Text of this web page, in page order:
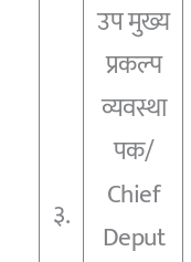
३.
उप मुख्य
प्रकल्प
व्यवस्था
पक/
Chief
Deput